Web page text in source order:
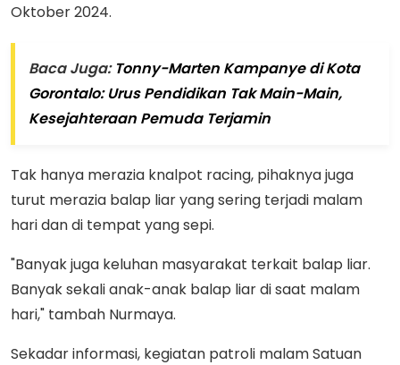
Oktober 2024.
Baca Juga: Tonny-Marten Kampanye di Kota
Gorontalo: Urus Pendidikan Tak Main-Main,
Kesejahteraan Pemuda Terjamin
Tak hanya merazia knalpot racing, pihaknya juga
turut merazia balap liar yang sering terjadi malam
hari dan di tempat yang sepi.
"Banyak juga keluhan masyarakat terkait balap liar.
Banyak sekali anak-anak balap liar di saat malam
hari," tambah Nurmaya.
Sekadar informasi, kegiatan patroli malam Satuan